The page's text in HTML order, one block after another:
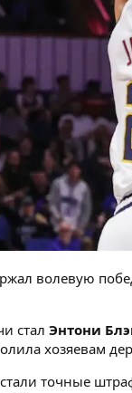
волевую
стал Энтони
хозяевам
точные